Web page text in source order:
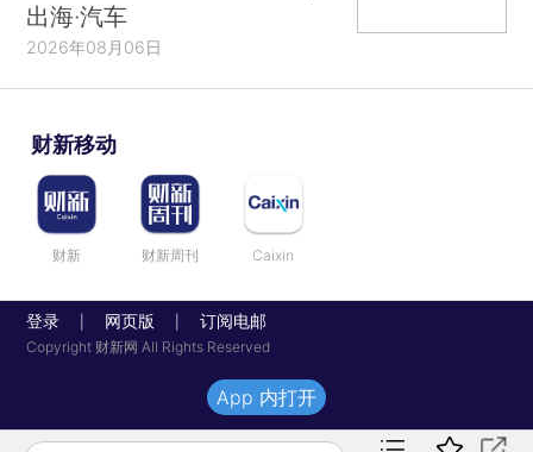
出海·汽车
2026年08月06日
财新移动
财新 财新周刊 Caixin
登录 网页版 订阅电邮
Copyright 财新网 All Rights Reserved
App 内打开